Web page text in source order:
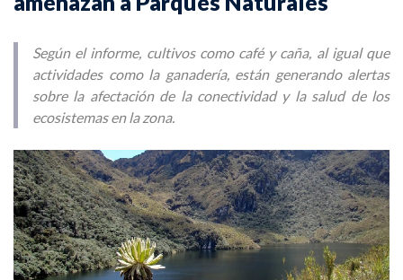
Según el informe, cultivos como café y caña, al igual que
actividades como la ganadería, están generando alertas
sobre la afectación de la conectividad y la salud de los
ecosistemas en la zona.